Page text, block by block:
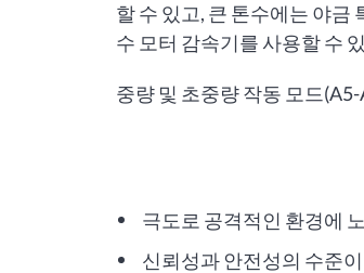
할 수 있고, 큰 톤수에는 야금
수 모터 감속기를 사용할 수
중량 및 초중량 작동 모드
극도로 공격적인 환경에
신뢰성과 안전성의 수준